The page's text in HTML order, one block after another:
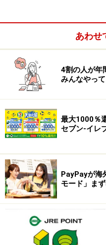
ただし、7％のキャッシ
が3000株以上となります
シュバックとなるでしょ
あわせ
4割の人が年
みんなやっ
最大1000％
セブン-イレ
PayPayが海
モード」ま